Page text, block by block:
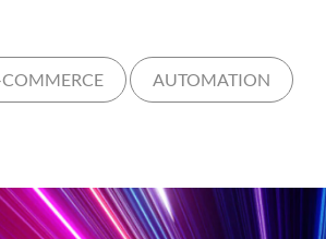
COMMERCE AUTOMATION